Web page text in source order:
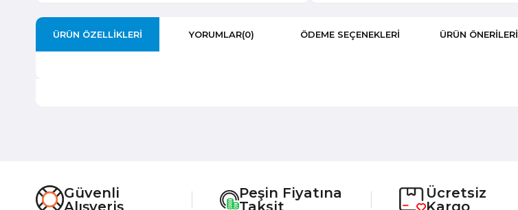
ÜRÜN ÖZELLIKLERI YORUMLAR(0) ÖDEME SEÇENEKLERI ÜRÜN ÖNERILERI
Güvenli
Alışveriş
Peşin Fiyatına
Taksit
Ücretsiz
Kargo